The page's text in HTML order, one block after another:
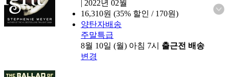
2022년 02월
16,310원 (35% 할인 / 170원)
양탄자배송
주말특급
8월 10일 (월) 아침 7시 출근전 배송
변경